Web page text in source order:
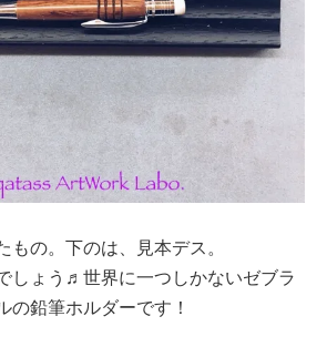
もの。下のは、見本デス。
しょう♬世界に一つしかないゼブラ
の鉛筆ホルダーです！